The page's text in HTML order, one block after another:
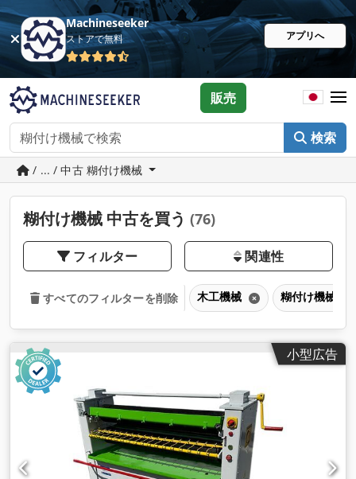
Machineseeker
ストアで無料 アプリへ
検索
販売
/ ... / 中古 糊付け機械
糊付け機械 中古を買う (76)
フィルター 関連性
すべてのフィルターを削除 木工機械 糊付け機械
小型広告